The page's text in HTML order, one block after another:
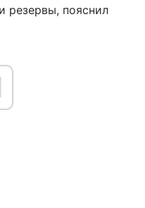
резервы, пояснил